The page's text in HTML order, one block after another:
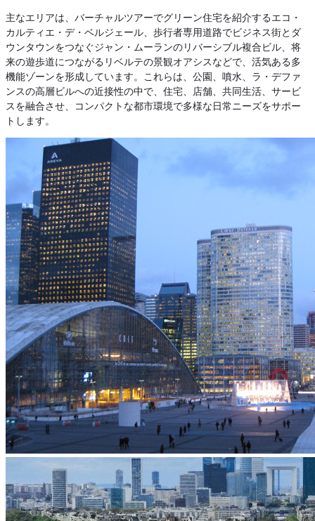
主なエリアは、バーチャルツアーでグリーン住宅を紹介するエコ・
カルティエ・デ・ベルジェール、歩行者専用道路でビジネス街とダ
ウンタウンをつなぐジャン・ムーランのリバーシブル複合ビル、将
来の遊歩道につながるリベルテの景観オアシスなどで、活気ある多
機能ゾーンを形成しています。これらは、公園、噴水、ラ・デファ
ンスの高層ビルへの近接性の中で、住宅、店舗、共同生活、サービ
スを融合させ、コンパクトな都市環境で多様な日常ニーズをサポー
トします。